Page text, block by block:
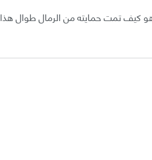
هو كيف تمت حمايته من الرمال طوال هذا